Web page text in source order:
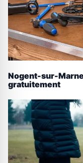
Nogent-sur-
gratuitement